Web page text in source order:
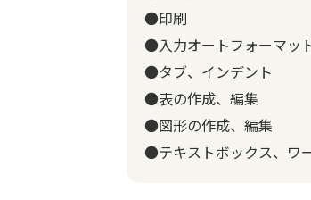
●印刷
●入力オートフォーマッ
●タブ、インデント
●表の作成、編集
●図形の作成、編集
●テキストボックス、ワ